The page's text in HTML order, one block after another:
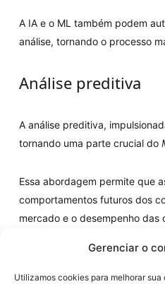
Gerenciar o
Utilizamos cookies para melhorar
A IA e o ML também podem
análise, tornando o processo
Análise preditiva
A análise preditiva,
tornando uma parte crucial do
Essa abordagem permite que
comportamentos futuros dos
mercado e o desempenho das
Com a análise preditiva, as
às mudanças e adaptar suas